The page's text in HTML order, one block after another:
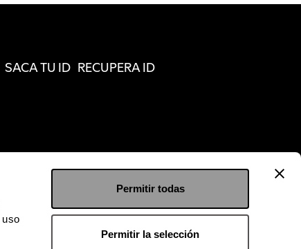
Permitir todas
Permitir la selección
SACA TU ID RECUPERA ID